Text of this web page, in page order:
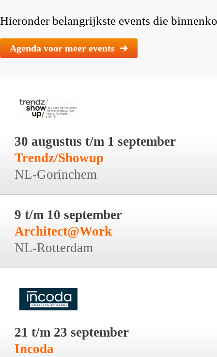
Hieronder belangrijkste events die
Agenda voor meer events ➔
30 augustus t/m 1 september
Trendz/Showup
NL-Gorinchem
9 t/m 10 september
Architect@Work
NL-Rotterdam
21 t/m 23 september
Incoda